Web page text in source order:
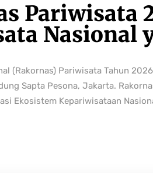
Pariwisata
Nasional
(Rakornas) Pariwisata Tahun
Sapta Pesona, Jakarta.
Ekosistem Kepariwisataan